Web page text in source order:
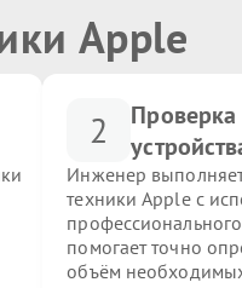
Apple
2
Проверка
Инженер
техники Apple с
помогает точно
объём